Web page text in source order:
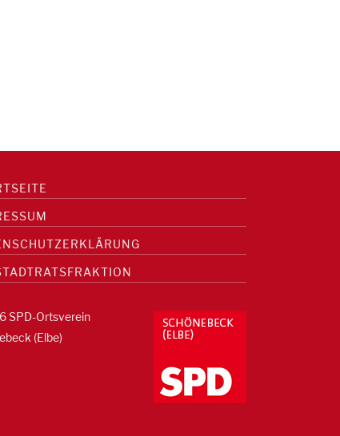
SPD-Ortsverein
(Elbe)